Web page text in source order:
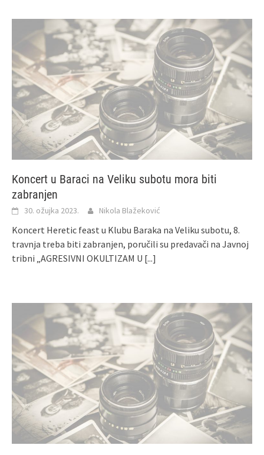
Koncert u Baraci na Veliku subotu mora biti
zabranjen
30. ožujka 2023. Nikola Blažeković
Koncert Heretic feast u Klubu Baraka na Veliku subotu, 8.
travnja treba biti zabranjen, poručili su predavači na Javnoj
tribni „AGRESIVNI OKULTIZAM U [...]